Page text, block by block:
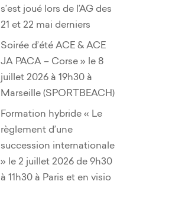
s’est joué lors de l’AG des
21 et 22 mai derniers
Soirée d’été ACE & ACE
JA PACA – Corse » le 8
juillet 2026 à 19h30 à
Marseille (SPORTBEACH)
Formation hybride « Le
règlement d’une
succession internationale
» le 2 juillet 2026 de 9h30
à 11h30 à Paris et en visio